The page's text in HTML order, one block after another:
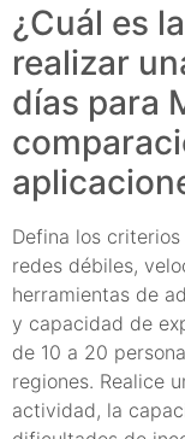
¿Cuál es
realizar
días para
Defina los
redes débiles,
herramientas de
y capacidad de
de 10 a 20
regiones. Realice
actividad, la